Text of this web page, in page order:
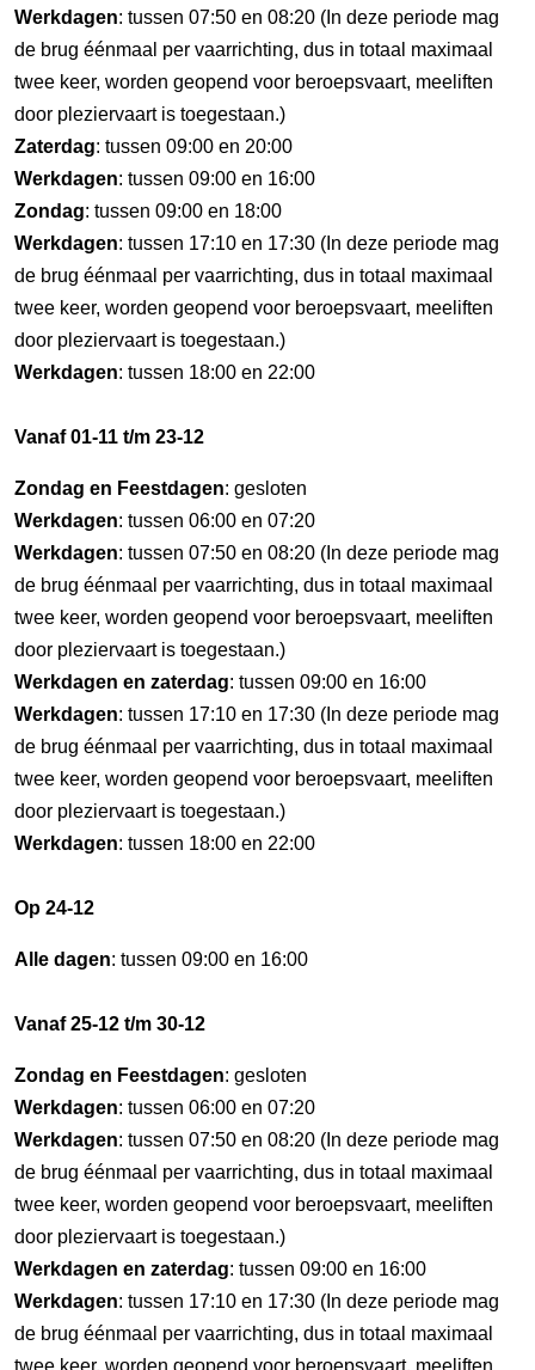
Werkdagen: tussen 07:50 en 08:20 (In deze periode mag
de brug éénmaal per vaarrichting, dus in totaal maximaal
twee keer, worden geopend voor beroepsvaart, meeliften
door pleziervaart is toegestaan.)
Zaterdag: tussen 09:00 en 20:00
Werkdagen: tussen 09:00 en 16:00
Zondag: tussen 09:00 en 18:00
Werkdagen: tussen 17:10 en 17:30 (In deze periode mag
de brug éénmaal per vaarrichting, dus in totaal maximaal
twee keer, worden geopend voor beroepsvaart, meeliften
door pleziervaart is toegestaan.)
Werkdagen: tussen 18:00 en 22:00
Vanaf 01-11 t/m 23-12
Zondag en Feestdagen: gesloten
Werkdagen: tussen 06:00 en 07:20
Werkdagen: tussen 07:50 en 08:20 (In deze periode mag
de brug éénmaal per vaarrichting, dus in totaal maximaal
twee keer, worden geopend voor beroepsvaart, meeliften
door pleziervaart is toegestaan.)
Werkdagen en zaterdag: tussen 09:00 en 16:00
Werkdagen: tussen 17:10 en 17:30 (In deze periode mag
de brug éénmaal per vaarrichting, dus in totaal maximaal
twee keer, worden geopend voor beroepsvaart, meeliften
door pleziervaart is toegestaan.)
Werkdagen: tussen 18:00 en 22:00
Op 24-12
Alle dagen: tussen 09:00 en 16:00
Vanaf 25-12 t/m 30-12
Zondag en Feestdagen: gesloten
Werkdagen: tussen 06:00 en 07:20
Werkdagen: tussen 07:50 en 08:20 (In deze periode mag
de brug éénmaal per vaarrichting, dus in totaal maximaal
twee keer, worden geopend voor beroepsvaart, meeliften
door pleziervaart is toegestaan.)
Werkdagen en zaterdag: tussen 09:00 en 16:00
Werkdagen: tussen 17:10 en 17:30 (In deze periode mag
de brug éénmaal per vaarrichting, dus in totaal maximaal
twee keer, worden geopend voor beroepsvaart, meeliften